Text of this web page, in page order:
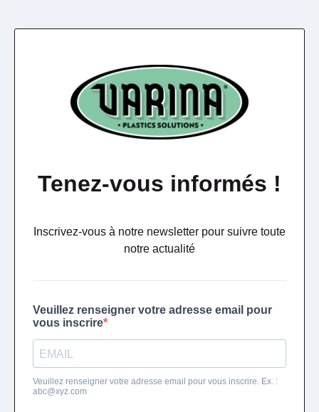
Tenez-vous informés !
Inscrivez-vous à notre newsletter pour suivre toute
notre actualité
Veuillez renseigner votre adresse email pour
vous inscrire
Veuillez renseigner votre adresse email pour vous inscrire. Ex. :
abc@xyz.com